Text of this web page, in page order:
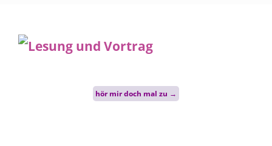
navigation
hör mir doch mal zu →